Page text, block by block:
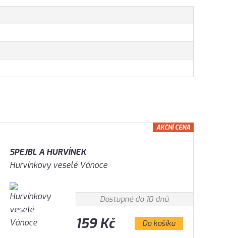
SPEJBL A HURVÍNEK
Hurvínkovy veselé Vánoce
Dostupné do 10 dnů
159 Kč Do košíku
AKČNÍ CENA